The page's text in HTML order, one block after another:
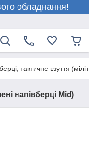
обладнання!
тактичне взуття
напівберці Mid)